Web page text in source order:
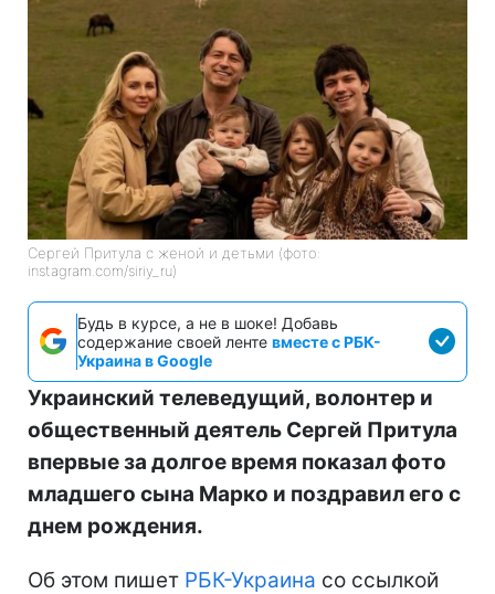
Сергей Притула с женой и детьми (фото:
instagram.com/siriy_ru)
Будь в курсе, а не в шоке! Добавь
содержание своей ленте вместе с РБК-
Украина в Google
Украинский телеведущий, волонтер и
общественный деятель Сергей Притула
впервые за долгое время показал фото
младшего сына Марко и поздравил его с
днем рождения.
Об этом пишет РБК-Украина со ссылкой